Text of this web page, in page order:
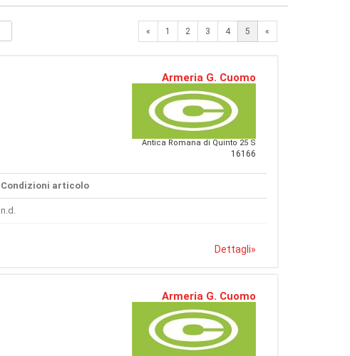
« Previous
1 2 3 4 5 «
Armeria G. Cuomo
Antica Romana di Quinto 25 S
16166
Condizioni articolo
n.d.
Dettagli»
Armeria G. Cuomo